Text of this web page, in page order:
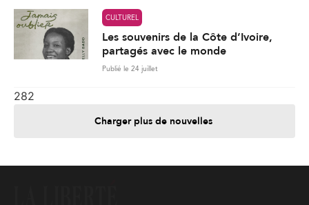
CULTUREL
Les souvenirs de la Côte d’Ivoire,
partagés avec le monde
Publié le 24 juillet
282
Charger plus de nouvelles